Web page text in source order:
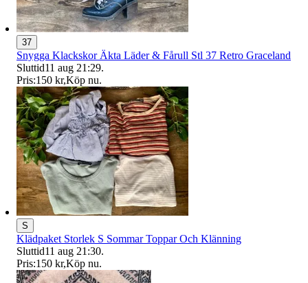
37
Snygga Klackskor Äkta Läder & Fårull Stl 37 Retro Graceland
Sluttid11 aug 21:29.
Pris:150 kr,Köp nu.
S
Klädpaket Storlek S Sommar Toppar Och Klänning
Sluttid11 aug 21:30.
Pris:150 kr,Köp nu.